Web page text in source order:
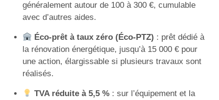
généralement autour de 100 à 300 €, cumulable
avec d’autres aides.
Éco-prêt à taux zéro (Éco-PTZ) : prêt dédié à
la rénovation énergétique, jusqu’à 15 000 € pour
une action, élargissable si plusieurs travaux sont
réalisés.
TVA réduite à 5,5 %: sur l’équipement et la